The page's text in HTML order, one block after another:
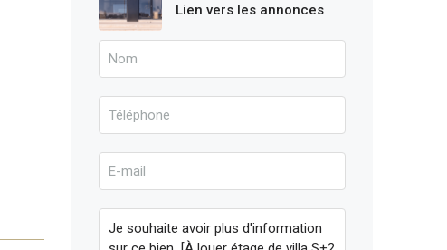
Lien vers les annonces